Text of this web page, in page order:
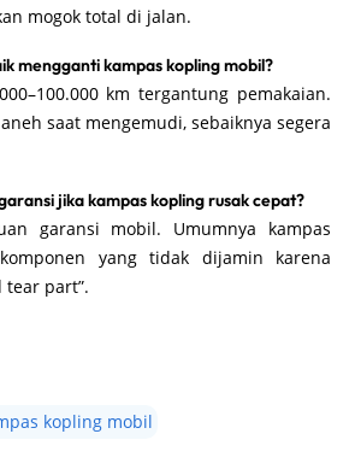
mogok total di jalan.
mengganti kampas kopling mobil?
km tergantung pemakaian.
saat mengemudi, sebaiknya segera
jika kampas kopling rusak cepat?
garansi mobil. Umumnya kampas
yang tidak dijamin karena
tear part”.
kopling mobil